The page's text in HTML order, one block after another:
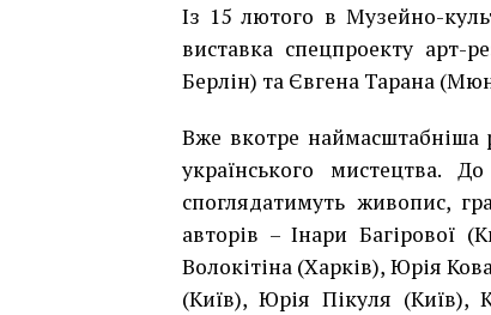
Із 15 лютого в Музейно-
виставка спецпроекту арт-
Берлін) та Євгена Тарана
Вже вкотре наймасштабніша
українського мистецтва.
споглядатимуть живопис,
авторів – Інари Багірової
Волокітіна (Харків), Юрія
(Київ), Юрія Пікуля (Київ),